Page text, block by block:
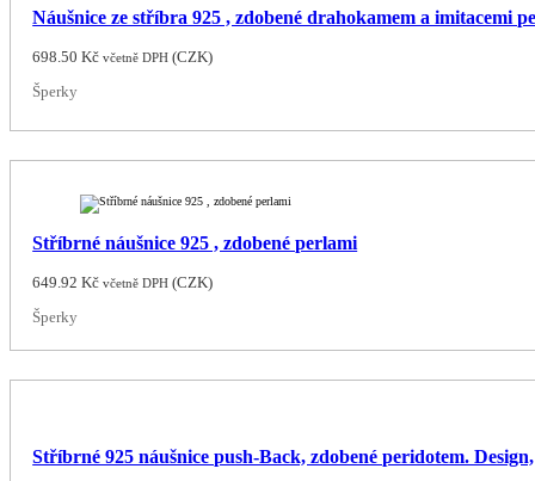
Náušnice ze stříbra 925 , zdobené drahokamem a imitacemi
698.50Kč včetně DPH (CZK)
Šperky
Stříbrné náušnice 925 , zdobené perlami
649.92Kč včetně DPH (CZK)
Šperky
Stříbrné 925 náušnice push-Back, zdobené peridotem.